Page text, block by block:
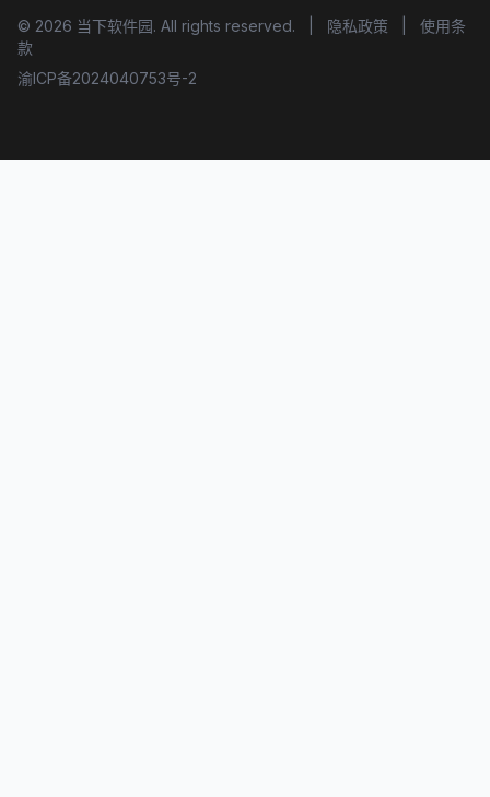
© 2026 当下软件园. All rights reserved. 隐私政策
使用条
款
渝ICP备2024040753号-2